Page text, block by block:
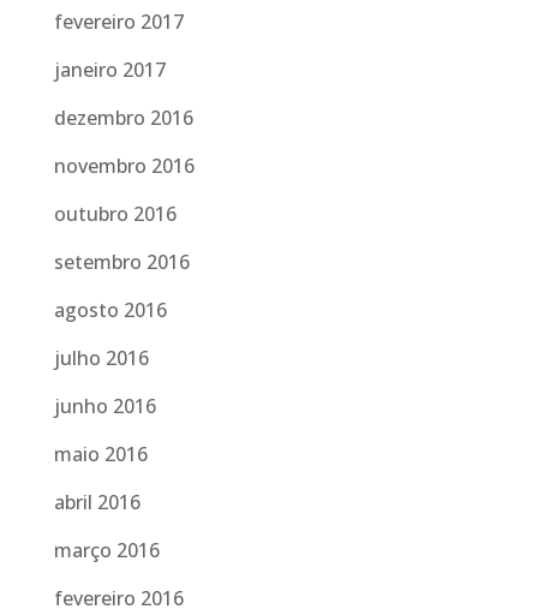
fevereiro 2017
janeiro 2017
dezembro 2016
novembro 2016
outubro 2016
setembro 2016
agosto 2016
julho 2016
junho 2016
maio 2016
abril 2016
março 2016
fevereiro 2016